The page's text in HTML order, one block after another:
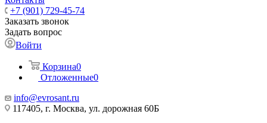
+7 (901) 729-45-74
Заказать звонок
Задать вопрос
Войти
Корзина0
Отложенные0
info@evrosant.ru
117405, г. Москва, ул. дорожная 60Б